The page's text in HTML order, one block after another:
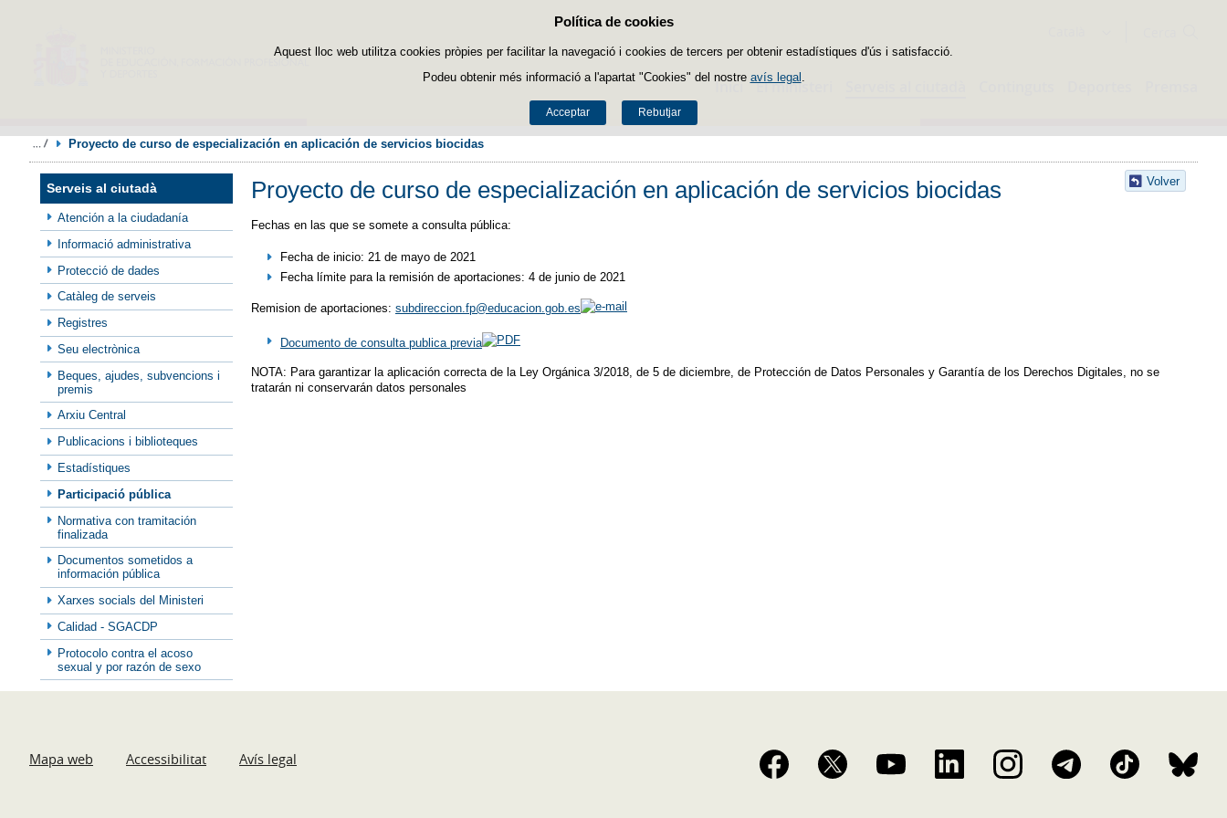
Política de cookies
Aquest lloc web utilitza cookies pròpies per facilitar la navegació i cookies de tercers per obtenir estadístiques d'ús i satisfacció.
Podeu obtenir més informació a l'apartat "Cookies" del nostre avís legal
Acceptar Rebutjar
Passar al contingut
Inici El ministeri
Proyecto de curso de especialización en aplicación de servicios biocidas
Serveis al ciutadà
Atención a la ciudadanía
Informació administrativa
Protecció de dades
Catàleg de serveis
Registres
Seu electrònica
Beques, ajudes, subvencions i
premis
Arxiu Central
Publicacions i biblioteques
Estadístiques
Participació pública
Normativa con tramitación
finalizada
Documentos sometidos a
información pública
Xarxes socials del Ministeri
Calidad - SGACDP
Protocolo contra el acoso
sexual y por razón de sexo
Volver
Proyecto de curso de especialización en aplicación de servicios biocidas
Fechas en las que se somete a consulta pública:
Fecha de inicio: 21 de mayo de 2021
Fecha límite para la remisión de aportaciones: 4 de junio de 2021
Remision de aportaciones: subdireccion.fp@educacion.gob.es
Documento de consulta publica previa
NOTA: Para garantizar la aplicación correcta de la Ley Orgánica 3/2018, de 5 de diciembre, de Protección de Datos Personales y Garantía de los Derechos Digitales, no se
tratarán ni conservarán datos personales
Mapa web Accessibilitat Avís legal